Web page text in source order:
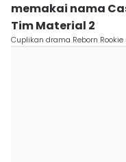
memakai nama
Tim Material 2
Cuplikan drama Reborn Rookie